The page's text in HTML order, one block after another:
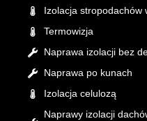
o
k
Izolacja stropodachów
Termowizja
Naprawa izolacji bez
Naprawa po kunach
Izolacja celulozą
Naprawy izolacji